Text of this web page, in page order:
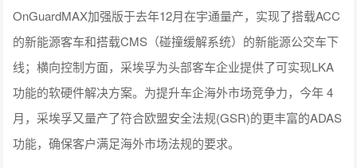
OnGuardMAX加强版于去年12月在宇通量产，实现了搭载ACC
的新能源客车和搭载CMS（碰撞缓解系统）的新能源公交车下
线；横向控制方面，采埃孚为头部客车企业提供了可实现LKA
功能的软硬件解决方案。为提升车企海外市场竞争力，今年 4
月，采埃孚又量产了符合欧盟安全法规(GSR)的更丰富的ADAS
功能，确保客户满足海外市场法规的要求。